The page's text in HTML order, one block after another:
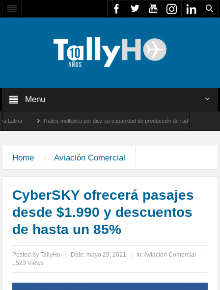
Menu
Thales multiplica por diez su capacidad de producción de radares en Brasil
Home Aviación Comercial
CyberSKY ofrecerá pasajes
desde $1.990 y descuentos
de hasta un 85%
Posted byTallyHo Date: mayo 29, 2021 in:Aviación Comercial
1523 Views